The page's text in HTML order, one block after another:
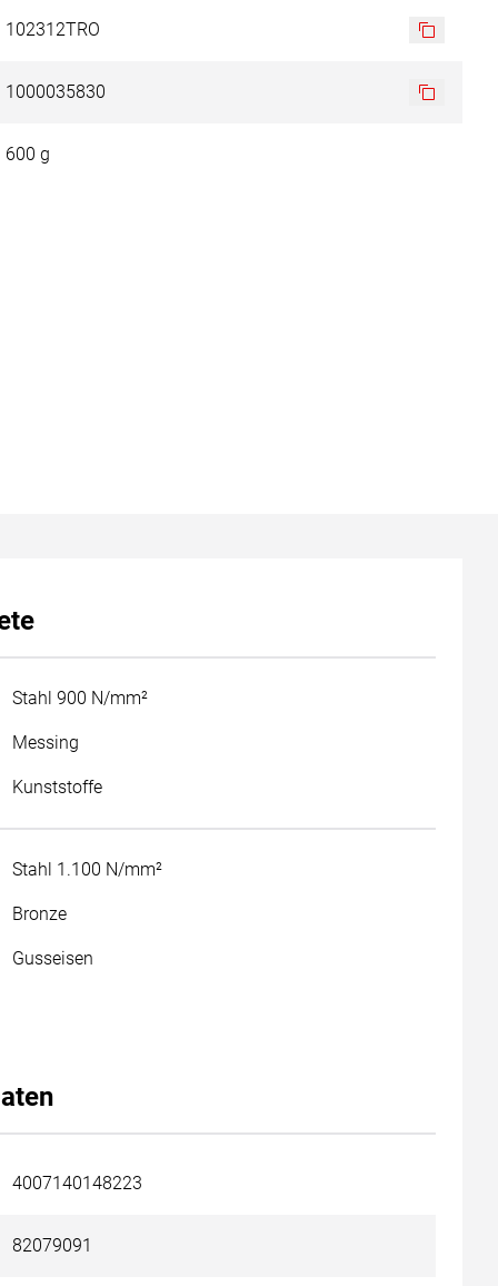
102312TRO
1000035830
600 g
Stahl 900 N/mm²
Messing
Kunststoffe
Stahl 1.100 N/mm²
Bronze
Gusseisen
4007140148223
82079091